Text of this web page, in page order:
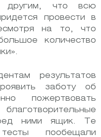
что всю
провести в
на то, что
количество
результатов
заботу об
пожертвовать
ними ящик. Те
пообещали